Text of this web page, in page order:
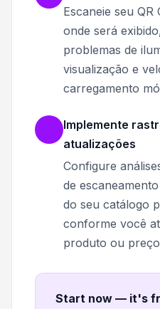
Escaneie seu
onde será
problemas de
visualização e
carregamento
Implemente
atualizações
Configure
de
do seu catálogo
conforme você
produto ou
Start now — it's